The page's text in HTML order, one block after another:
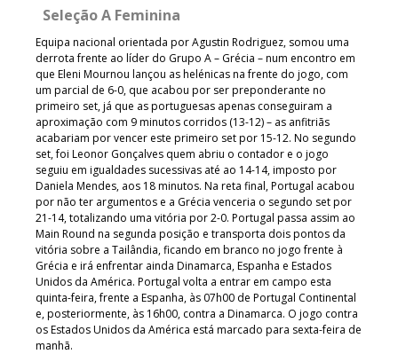
Seleção A Feminina
Equipa nacional orientada por Agustin Rodriguez, somou uma
derrota frente ao líder do Grupo A – Grécia – num encontro em
que Eleni Mournou lançou as helénicas na frente do jogo, com
um parcial de 6-0, que acabou por ser preponderante no
primeiro set, já que as portuguesas apenas conseguiram a
aproximação com 9 minutos corridos (13-12) – as anfitriãs
acabariam por vencer este primeiro set por 15-12. No segundo
set, foi Leonor Gonçalves quem abriu o contador e o jogo
seguiu em igualdades sucessivas até ao 14-14, imposto por
Daniela Mendes, aos 18 minutos. Na reta final, Portugal acabou
por não ter argumentos e a Grécia venceria o segundo set por
21-14, totalizando uma vitória por 2-0. Portugal passa assim ao
Main Round na segunda posição e transporta dois pontos da
vitória sobre a Tailândia, ficando em branco no jogo frente à
Grécia e irá enfrentar ainda Dinamarca, Espanha e Estados
Unidos da América. Portugal volta a entrar em campo esta
quinta-feira, frente a Espanha, às 07h00 de Portugal Continental
e, posteriormente, às 16h00, contra a Dinamarca. O jogo contra
os Estados Unidos da América está marcado para sexta-feira de
manhã.